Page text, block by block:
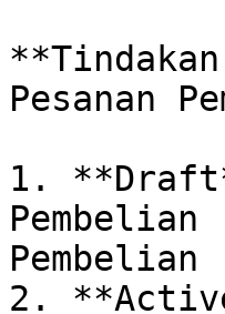
Pesanan
1.
2.